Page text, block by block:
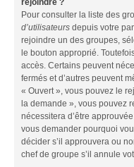
rejoindre ?
Pour consulter la liste des
d’utilisateurs depuis votre
rejoindre un des groupes,
le bouton approprié.
accès. Certains peuvent
fermés et d’autres peuvent
« Ouvert », vous pouvez le
la demande », vous pouvez
nécessitera d’être
vous demander pourquoi
décider s’il approuvera ou
chef de groupe s’il annule